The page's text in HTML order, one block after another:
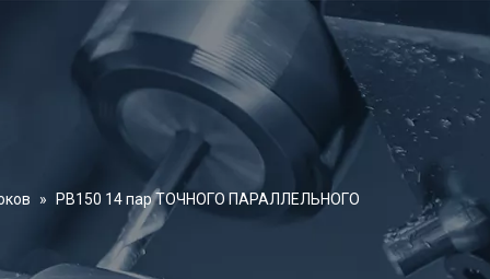
»
PB150 14 пар ТОЧНОГО ПАРАЛЛЕЛЬНОГО